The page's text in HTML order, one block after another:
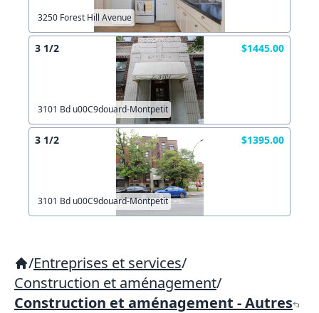
3250 Forest Hill Avenue
3 1/2 $1445.00
3101 Bd u00C9douard-Montpetit
3 1/2 $1395.00
3101 Bd u00C9douard-Montpetit
/Entreprises et services/
Construction et aménagement/
Construction et aménagement - Autres